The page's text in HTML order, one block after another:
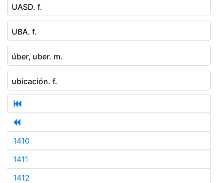
UASD. f.
UBA. f.
úber, uber. m.
ubicación. f.
1410
1411
1412